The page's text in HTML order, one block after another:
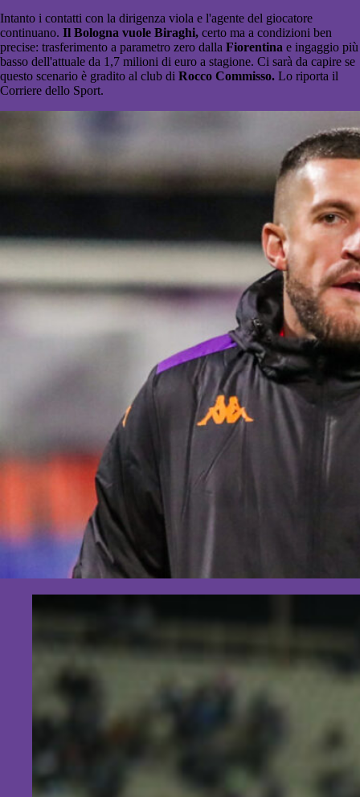
Intanto i contatti con la dirigenza viola e l'agente del giocatore
continuano. Il Bologna vuole Biraghi, certo ma a condizioni ben
precise: trasferimento a parametro zero dalla Fiorentina e ingaggio più
basso dell'attuale da 1,7 milioni di euro a stagione. Ci sarà da capire se
questo scenario è gradito al club di Rocco Commisso. Lo riporta il
Corriere dello Sport.